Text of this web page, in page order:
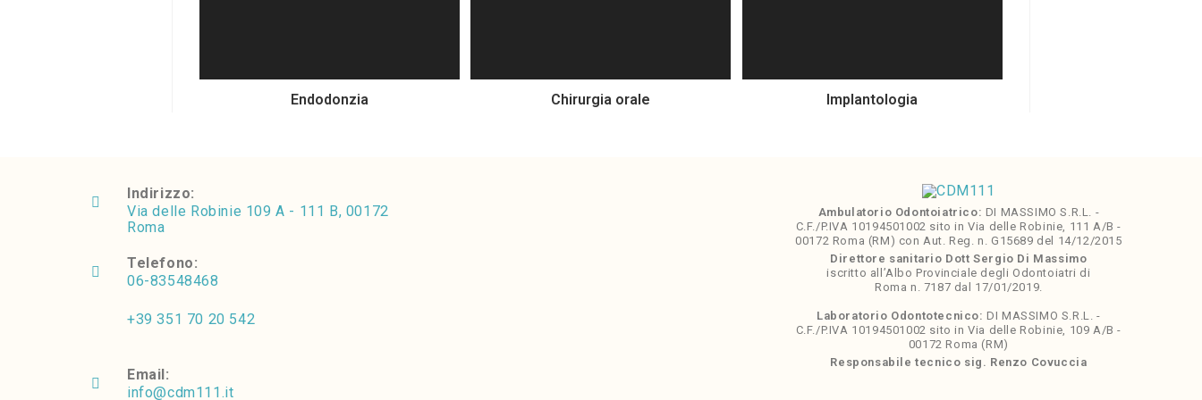
Endodonzia Chirurgia orale Implantologia
Indirizzo:
Via delle Robinie 109 A - 111 B, 00172
Roma
Telefono:
06-83548468
+39 351 70 20 542
Email:
info@cdm111.it
Ambulatorio Odontoiatrico: DI MASSIMO S.R.L. -
C.F./P.IVA 10194501002 sito in Via delle Robinie, 111 A/B -
00172 Roma (RM) con Aut. Reg. n. G15689 del 14/12/2015
Direttore sanitario Dott Sergio Di Massimo
iscritto all’Albo Provinciale degli Odontoiatri di
Roma n. 7187 dal 17/01/2019.
Laboratorio Odontotecnico: DI MASSIMO S.R.L. -
C.F./P.IVA 10194501002 sito in Via delle Robinie, 109 A/B -
00172 Roma (RM)
Responsabile tecnico sig. Renzo Covuccia